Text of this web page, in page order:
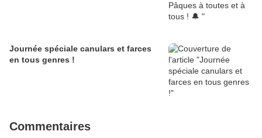
Journée spéciale canulars et farces
en tous genres !
Commentaires